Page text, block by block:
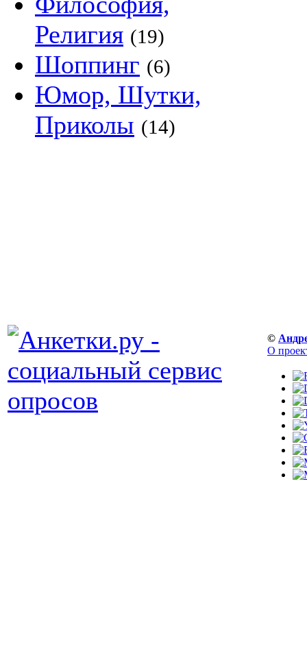
Религия (19)
Шоппинг (6)
Юмор, Шутки,
Приколы (14)
©
О